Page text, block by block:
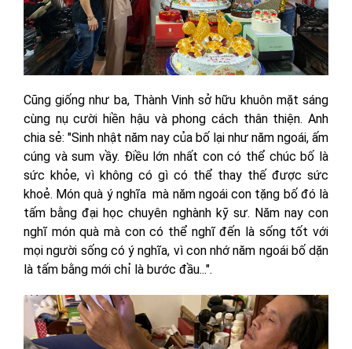
Cũng giống như ba, Thành Vinh sở hữu khuôn mặt sáng
cùng nụ cười hiền hậu và phong cách thân thiện. Anh
chia sẻ: "Sinh nhật năm nay của bố lại như năm ngoái, ấm
cúng và sum vầy. Điều lớn nhất con có thể chúc bố là
sức khỏe, vì không có gì có thể thay thế được sức
khoẻ. Món quà ý nghĩa mà năm ngoái con tặng bố đó là
tấm bằng đại học chuyên nghành kỹ sư. Năm nay con
nghĩ món quà mà con có thể nghĩ đến là sống tốt với
mọi người sống có ý nghĩa, vì con nhớ năm ngoái bố dặn
là tấm bằng mới chỉ là bước đầu...".